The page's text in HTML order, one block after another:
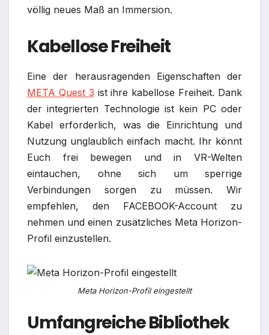
völlig neues Maß an Immersion.
Kabellose Freiheit
Eine der herausragenden Eigenschaften der
META Quest 3 ist ihre kabellose Freiheit. Dank
der integrierten Technologie ist kein PC oder
Kabel erforderlich, was die Einrichtung und
Nutzung unglaublich einfach macht. Ihr könnt
Euch frei bewegen und in VR-Welten
eintauchen, ohne sich um sperrige
Verbindungen sorgen zu müssen. Wir
empfehlen, den FACEBOOK-Account zu
nehmen und einen zusätzliches Meta Horizon-
Profil einzustellen.
Meta Horizon-Profil eingestellt
Umfangreiche Bibliothek